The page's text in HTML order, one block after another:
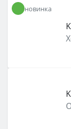
новинка